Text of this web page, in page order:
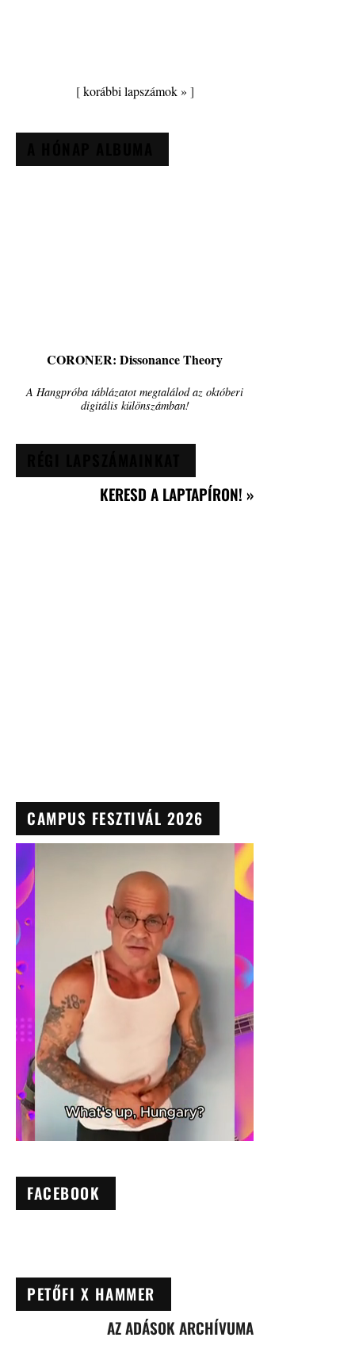
[korábbi lapszámok » ]
CORONER: Dissonance Theory
A Hangpróba táblázatot megtalálod az októberi
digitális különszámban!
KERESD A LAPTAPÍRON! »
CAMPUS FESZTIVÁL 2026
FACEBOOK
PETŐFI X HAMMER
AZ ADÁSOK ARCHÍVUMA